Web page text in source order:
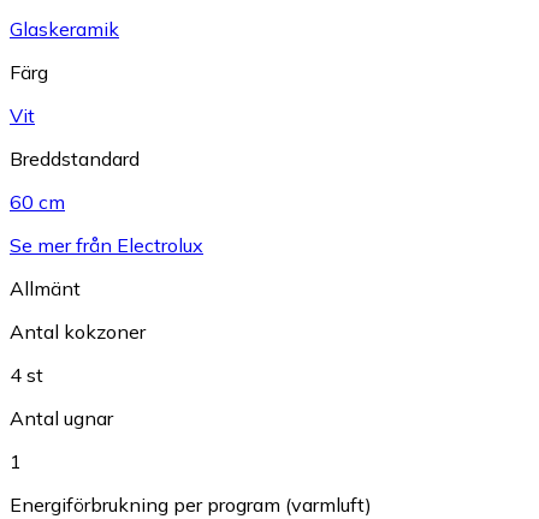
Glaskeramik
Färg
Vit
Breddstandard
60 cm
Se mer från Electrolux
Allmänt
Antal kokzoner
4 st
Antal ugnar
1
Energiförbrukning per program (varmluft)